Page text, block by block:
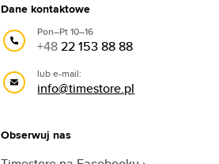
Dane kontaktowe
Pon–Pt 10–16
+4822 153 88 88
lub e-mail:
info@timestore.pl
Obserwuj nas